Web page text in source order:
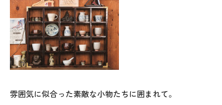
雰囲気に似合った素敵な小物たちに囲まれて。